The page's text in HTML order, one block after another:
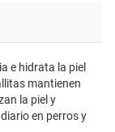
e hidrata la piel
mantienen
la piel y
en perros y